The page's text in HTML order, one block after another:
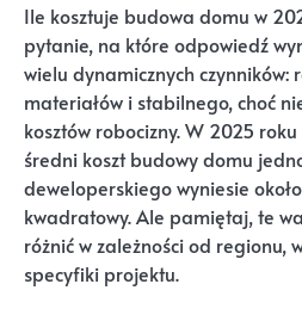
Ile kosztuje budowa domu w
pytanie, na które odpowiedź
wielu dynamicznych czynników:
materiałów i stabilnego, choć
kosztów robocizny. W 2025
średni koszt budowy domu
deweloperskiego wyniesie
kwadratowy. Ale pamiętaj, te
różnić w zależności od
specyfiki projektu.